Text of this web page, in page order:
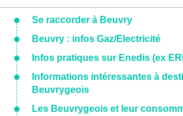
Se raccorder à Beuvry
Beuvry : infos Gaz/Electricité
Infos pratiques sur Enedis (ex
Informations intéressantes à
Beuvrygeois
Les Beuvrygeois et leur